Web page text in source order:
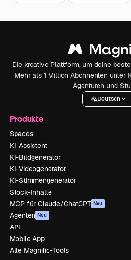
Die kreative Plattform, um deine
Mehr als 1 Million Abonnenten unter
Agenturen und
Deutsch
Produkte
Spaces
KI-Assistent
KI-Bildgenerator
KI-Videogenerator
KI-Stimmengenerator
Stock-Inhalte
MCP für Claude/ChatGPT Neu
Agenten Neu
API
Mobile App
Alle Magnific-Tools